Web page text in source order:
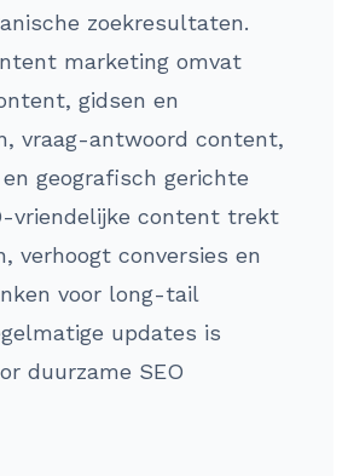
zoekresultaten.
marketing omvat
gidsen en
vraag-antwoord content,
geografisch gerichte
vriendelijke content trekt
verhoogt conversies en
voor long-tail
updates is
duurzame SEO